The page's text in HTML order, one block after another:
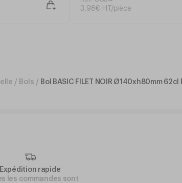
3,98€ HT/pièce
/ Bols / Bol BASIC FILET NOIR Ø140xh80mm
Expédition rapide
les commandes sont